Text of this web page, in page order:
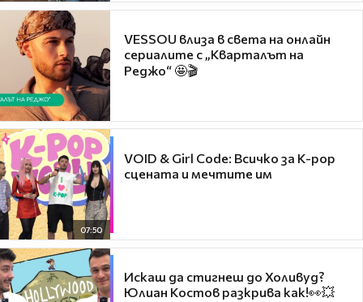
VESSOU влиза в света на онлайн
сериалите с „Кварталът на
Реджо“ 🤩🎬
07:50
VOID & Girl Code: Всичко за K-pop
сцената и мечтите им
Искаш да стигнеш до Холивуд?
Юлиан Костов разкрива как!👀💥